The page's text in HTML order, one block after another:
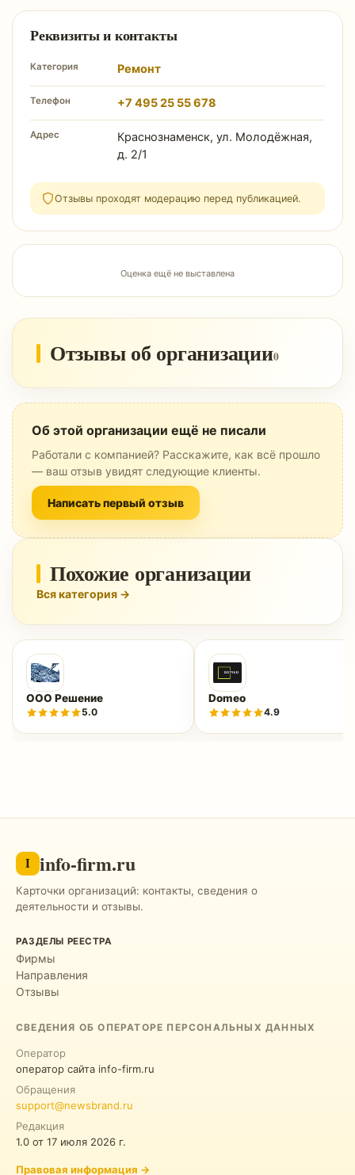
Реквизиты и контакты
Категория Ремонт
Телефон +7 495 25 55 678
Адрес
Краснознаменск, ул. Молодёжная,
д. 2/1
Отзывы проходят модерацию перед публикацией.
Оценка ещё не выставлена
Отзывы об организации0
Об этой организации ещё не писали
Работали с компанией? Расскажите, как всё прошло
— ваш отзыв увидят следующие клиенты.
Написать первый отзыв
Похожие организации
Вся категория →
ООО Решение
5.0
Domeo
4.9
I info-firm.ru
Карточки организаций: контакты, сведения о
деятельности и отзывы.
РАЗДЕЛЫ РЕЕСТРА
Фирмы
Направления
Отзывы
СВЕДЕНИЯ ОБ ОПЕРАТОРЕ ПЕРСОНАЛЬНЫХ ДАННЫХ
Оператор
оператор сайта info-firm.ru
Обращения
support@newsbrand.ru
Редакция
1.0 от 17 июля 2026 г.
Правовая информация →